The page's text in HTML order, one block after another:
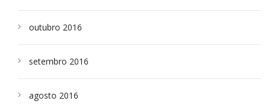
outubro 2016
setembro 2016
agosto 2016